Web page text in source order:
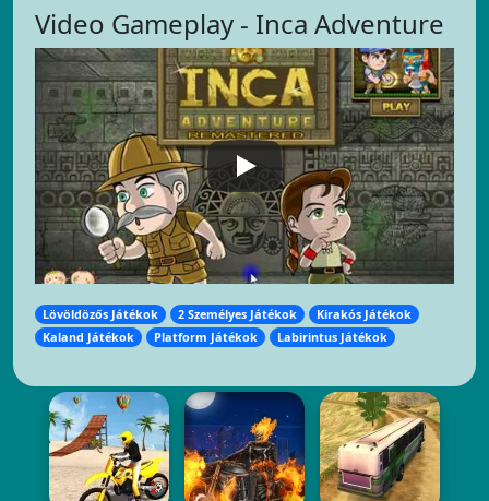
Video Gameplay - Inca Adventure
Lövöldözős Játékok 2 Személyes Játékok
Kirakós Játékok
Kaland Játékok
Platform Játékok Labirintus Játékok